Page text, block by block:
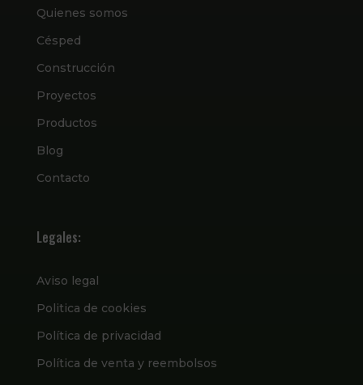
Quienes somos
Césped
Construcción
Proyectos
Productos
Blog
Contacto
Legales:
Aviso legal
Politica de cookies
Política de privacidad
Política de venta y reembolsos